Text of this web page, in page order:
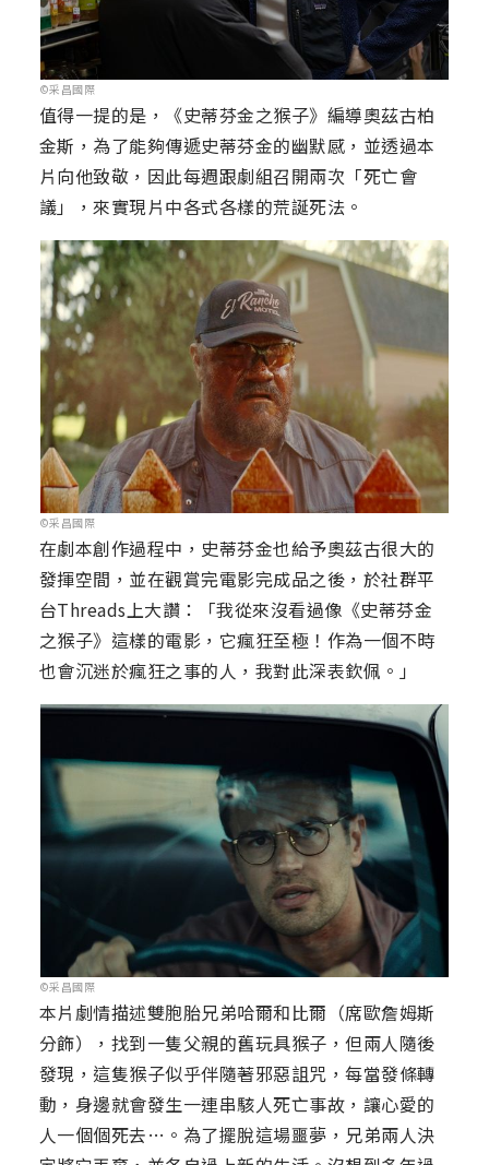
©采昌國際
值得一提的是，《史蒂芬金之猴子》編導奧茲古柏
金斯，為了能夠傳遞史蒂芬金的幽默感，並透過本
片向他致敬，因此每週跟劇組召開兩次「死亡會
議」，來實現片中各式各樣的荒誕死法。
©采昌國際
在劇本創作過程中，史蒂芬金也給予奧茲古很大的
發揮空間，並在觀賞完電影完成品之後，於社群平
台Threads上大讚：「我從來沒看過像《史蒂芬金
之猴子》這樣的電影，它瘋狂至極！作為一個不時
也會沉迷於瘋狂之事的人，我對此深表欽佩。」
©采昌國際
本片劇情描述雙胞胎兄弟哈爾和比爾（席歐詹姆斯
分飾），找到一隻父親的舊玩具猴子，但兩人隨後
發現，這隻猴子似乎伴隨著邪惡詛咒，每當發條轉
動，身邊就會發生一連串駭人死亡事故，讓心愛的
人一個個死去…。為了擺脫這場噩夢，兄弟兩人決